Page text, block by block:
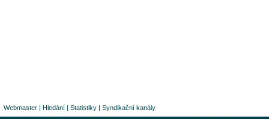
Webmaster | Hledání | Statistiky | Syndikační kanály